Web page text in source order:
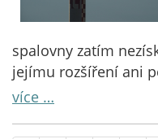
spalovny zatím
jejímu rozšíření ani
více …